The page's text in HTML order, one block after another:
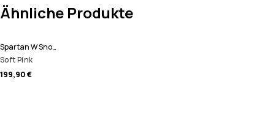
Ähnliche Produkte
Spartan W Snowboardjacke Damen
Soft Pink
199,90 €